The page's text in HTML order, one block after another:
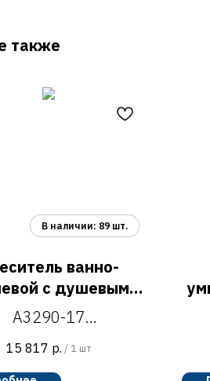
также
ванно-
с душевым
A3290-17
A3290-17
ванно-душевой
15 817 р. / 1 шт